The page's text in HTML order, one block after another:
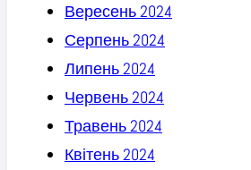
Вересень 2024
Серпень 2024
Липень 2024
Червень 2024
Травень 2024
Квітень 2024